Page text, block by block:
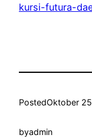
kursi-futura-
PostedOktober
byadmin